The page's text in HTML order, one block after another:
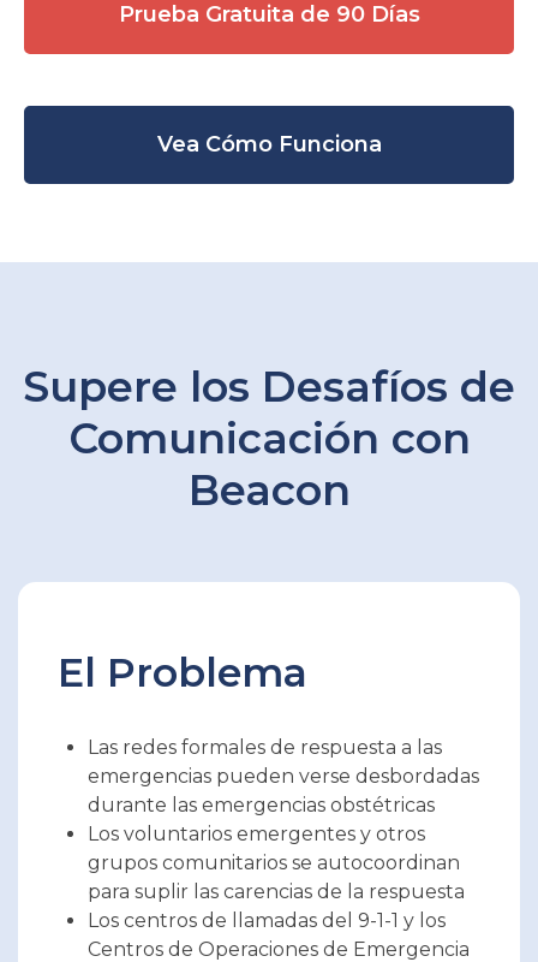
Prueba Gratuita de 90 Días
Vea Cómo Funciona
Supere los Desafíos de
Comunicación con
Beacon
El Problema
Las redes formales de respuesta a las
emergencias pueden verse desbordadas
durante las emergencias obstétricas
Los voluntarios emergentes y otros
grupos comunitarios se autocoordinan
para suplir las carencias de la respuesta
Los centros de llamadas del 9-1-1 y los
Centros de Operaciones de Emergencia